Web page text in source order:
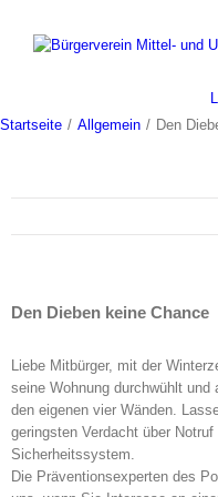
content
Startseite / Allgemein / Den
Den Dieben keine Chance
Liebe Mitbürger, mit der
seine Wohnung durchwühlt
den eigenen vier Wänden.
geringsten Verdacht über
Sicherheitssystem.
Die Präventionsexperten des